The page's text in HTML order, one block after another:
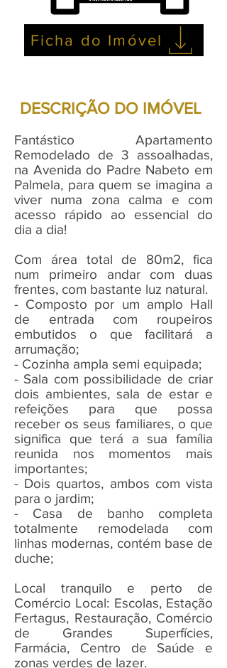
Ficha do Imóvel
DESCRIÇÃO DO IMÓVEL
Fantástico Apartamento
Remodelado de 3 assoalhadas,
na Avenida do Padre Nabeto em
Palmela, para quem se imagina a
viver numa zona calma e com
acesso rápido ao essencial do
dia a dia!
Com área total de 80m2, fica
num primeiro andar com duas
frentes, com bastante luz natural.
- Composto por um amplo Hall
de entrada com roupeiros
embutidos o que facilitará a
arrumação;
- Cozinha ampla semi equipada;
- Sala com possibilidade de criar
dois ambientes, sala de estar e
refeições para que possa
receber os seus familiares, o que
significa que terá a sua família
reunida nos momentos mais
importantes;
- Dois quartos, ambos com vista
para o jardim;
- Casa de banho completa
totalmente remodelada com
linhas modernas, contém base de
duche;
Local tranquilo e perto de
Comércio Local: Escolas, Estação
Fertagus, Restauração, Comércio
de Grandes Superfícies,
Farmácia, Centro de Saúde e
zonas verdes de lazer.